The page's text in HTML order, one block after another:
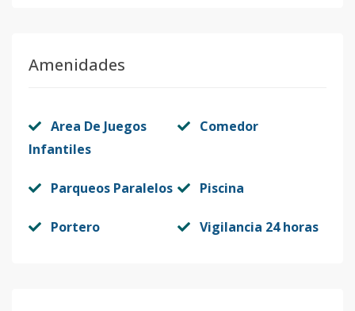
Amenidades
Area De Juegos
Infantiles
Comedor
Parqueos Paralelos Piscina
Portero Vigilancia 24 horas